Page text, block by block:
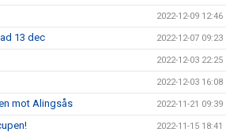
2022-12-09 12:46
13 dec 2022-12-07 09:23
2022-12-03 22:25
2022-12-03 16:08
mot Alingsås 2022-11-21 09:39
2022-11-15 18:41